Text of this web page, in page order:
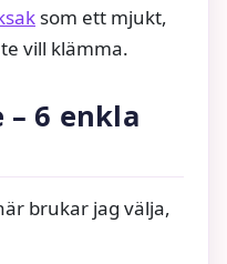
som ett mjukt,
vill klämma.
– 6 enkla
brukar jag välja,